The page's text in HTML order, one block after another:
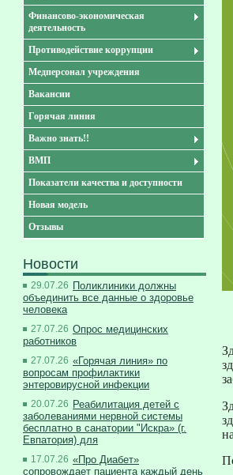
Финансово-экономическая
деятельность
Противодействие коррупции
Медперсонал учреждения
Вакансии
Горячая линия
Важно знать!!
ВМП
Показатели качества и доступности
Новая модель
Отзывы
Новости
29.07.26 Поликлиники должны
объединить все данные о здоровье
человека
27.07.26 Опрос медицинских
работников
27.07.26 «Горячая линия» по
вопросам профилактики
энтеровирусной инфекции
20.07.26 Реабилитация детей с
заболеваниями нервной системы
бесплатно в санатории "Искра» (г.
Евпатория) для
17.07.26 «Про Диабет»
сопровождает пациента каждый день